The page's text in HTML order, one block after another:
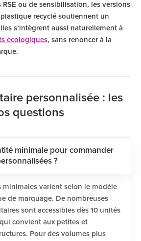
RSE ou de sensibilisation, les versions
recyclé soutiennent un
s’intègrent aussi naturellement à
écologiques, sans renoncer à la
personnalisée : les
questions
minimale pour commander
?
minimales varient selon le modèle
de marquage. De nombreuses
sont accessibles dès 10 unités
convient aux petites et
Pour des volumes plus